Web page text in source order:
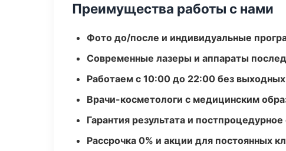
Преимущества работы с нами
Фото до/после и индивидуальные
Современные лазеры и аппараты
Работаем с 10:00 до 22:00 без выходных
Врачи-косметологи с медицинским
Гарантия результата и
Рассрочка 0% и акции для постоянных